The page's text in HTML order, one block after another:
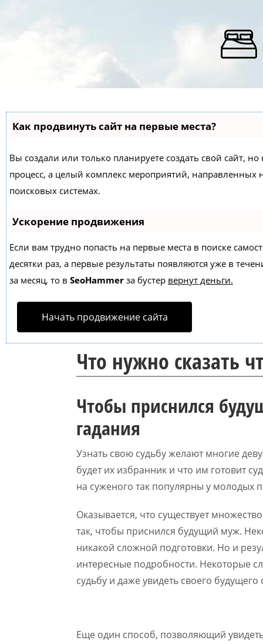
Как продвинуть сайт на первые места?
Вы создали или только планируете создать свой сайт,
процесс, а целый комплекс мероприятий,
поисковых системах.
Ускорение продвижения
Если вам трудно попасть на первые места в поиске
десятки раз, а первые результаты появляются уже в
за месяц, то в SeoHammer за бустер вернут деньги.
Начать продвижение сайта
Что нужно сказать
Чтобы приснился
гадания
Узнать свою судьбу желают многие
будет их избранник и что им готовит
на суженого так популярны у молодых
Оказывается, что существует
так, чтобы приснился будущий муж.
никакой сложной подготовки. Но и
интересные подробности. Некоторые
судьбу и даже увидеть своего будущего
Еще один способ, позволяющий